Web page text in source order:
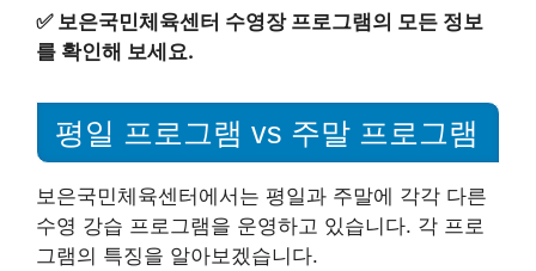
✅ 보은국민체육센터 수영장 프로그램의 모든 정보
를 확인해 보세요.
평일 프로그램 vs 주말 프로그램
보은국민체육센터에서는 평일과 주말에 각각 다른
수영 강습 프로그램을 운영하고 있습니다. 각 프로
그램의 특징을 알아보겠습니다.